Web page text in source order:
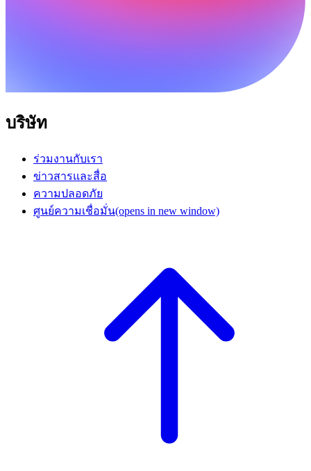
บริษัท
ร่วมงานกับเรา
ข่าวสารและสื่อ
ความปลอดภัย
ศูนย์ความเชื่อมั่น(opens in new window)